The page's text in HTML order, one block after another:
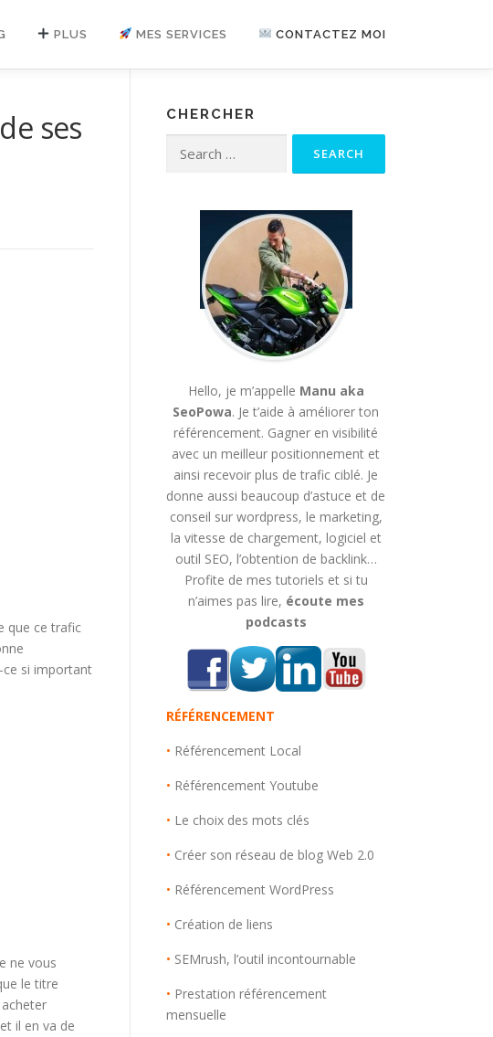
PLUS MES SERVICES CONTACTEZ MOI
ses
que ce trafic
si important
ne vous
le titre
il en va de
CHERCHER
Search for:
Hello, je m’appelle Manu aka
SeoPowa. Je t’aide à améliorer ton
référencement. Gagner en visibilité
avec un meilleur positionnement et
ainsi recevoir plus de trafic ciblé. Je
donne aussi beaucoup d’astuce et de
conseil sur wordpress, le marketing,
la vitesse de chargement, logiciel et
outil SEO, l’obtention de backlink…
Profite de mes tutoriels et si tu
n’aimes pas lire, écoute mes
podcasts
RÉFÉRENCEMENT
• Référencement Local
• Référencement Youtube
• Le choix des mots clés
• Créer son réseau de blog Web 2.0
• Référencement WordPress
• Création de liens
• SEMrush, l’outil incontournable
• Prestation référencement
mensuelle